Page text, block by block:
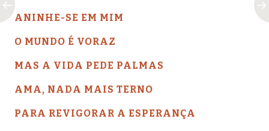
ANINHE-SE EM MIM
O MUNDO É VORAZ
MAS A VIDA PEDE PALMAS
AMA, NADA MAIS TERNO
PARA REVIGORAR A ESPERANÇA